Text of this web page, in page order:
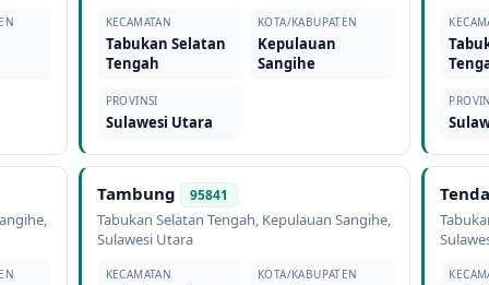
KECAMATAN
Tabukan Selatan
Tengah
KOTA/KABUPATEN
Kepulauan
Sangihe
PROVINSI
Sulawesi Utara
,
Tambung 95841
Tabukan Selatan Tengah, Kepulauan Sangihe,
Sulawesi Utara
KECAMATAN KOTA/KABUPATEN